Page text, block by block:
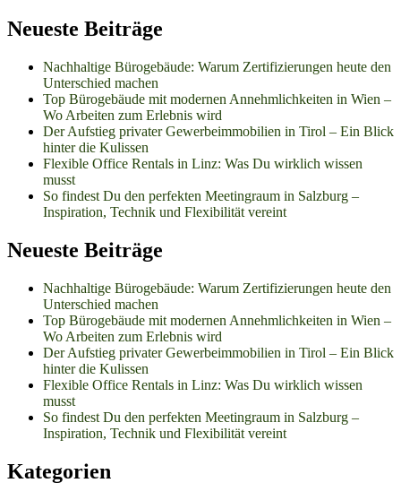
Neueste Beiträge
Nachhaltige Bürogebäude: Warum Zertifizierungen heute den
Unterschied machen
Top Bürogebäude mit modernen Annehmlichkeiten in Wien –
Wo Arbeiten zum Erlebnis wird
Der Aufstieg privater Gewerbeimmobilien in Tirol – Ein Blick
hinter die Kulissen
Flexible Office Rentals in Linz: Was Du wirklich wissen
musst
So findest Du den perfekten Meetingraum in Salzburg –
Inspiration, Technik und Flexibilität vereint
Neueste Beiträge
Nachhaltige Bürogebäude: Warum Zertifizierungen heute den
Unterschied machen
Top Bürogebäude mit modernen Annehmlichkeiten in Wien –
Wo Arbeiten zum Erlebnis wird
Der Aufstieg privater Gewerbeimmobilien in Tirol – Ein Blick
hinter die Kulissen
Flexible Office Rentals in Linz: Was Du wirklich wissen
musst
So findest Du den perfekten Meetingraum in Salzburg –
Inspiration, Technik und Flexibilität vereint
Kategorien